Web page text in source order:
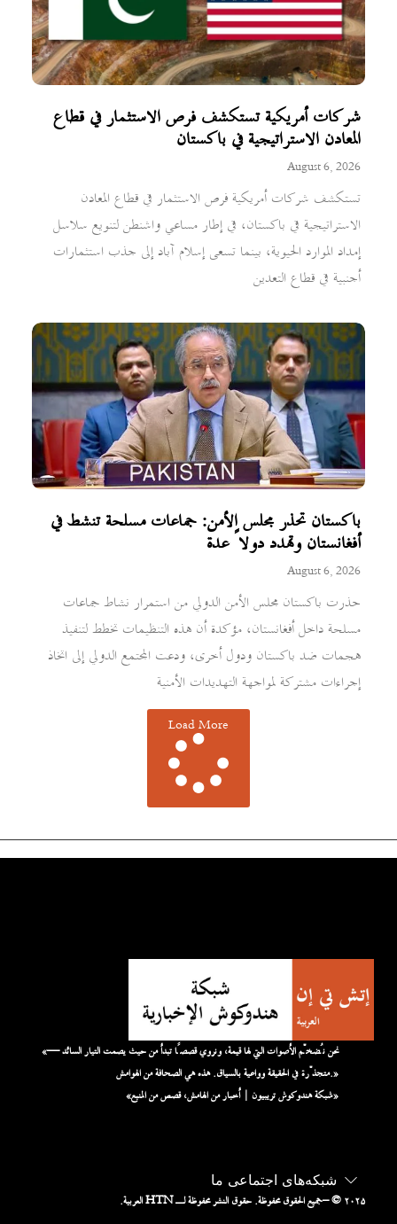
شركات أمريكية تستكشف فرص الاستثمار في قطاع
المعادن الاستراتيجية في باكستان
August 6, 2026
تستكشف شركات أمريكية فرص الاستثمار في قطاع المعادن
الاستراتيجية في باكستان، في إطار مساعي واشنطن لتنويع سلاسل
إمداد الموارد الحيوية، بينما تسعى إسلام آباد إلى جذب استثمارات
أجنبية في قطاع التعدين
باكستان تحذر مجلس الأمن: جماعات مسلحة تنشط في
أفغانستان وتهدد دولاً عدة
August 6, 2026
حذرت باكستان مجلس الأمن الدولي من استمرار نشاط جماعات
مسلحة داخل أفغانستان، مؤكدة أن هذه التنظيمات تخطط لتنفيذ
هجمات ضد باكستان ودول أخرى، ودعت المجتمع الدولي إلى اتخاذ
إجراءات مشتركة لمواجهة التهديدات الأمنية
Load More
شبکه‌های اجتماعی ما
– © ۲۰۲۵جميع الحقوق محفوظة. حقوق النشر محفوظة لـ HTN العربية.
«نحن نُضخّم الأصوات التي لها قيمة، ونروي قصصًا تبدأ من حيث يصمت التيار السائد —
متجذّرة في الحقيقة وواعية بالسياق. هذه هي الصحافة من الهوامش.»
«شبكة هندوكوش تريبيون | أخبار من الهامش، قصص من المنبع»